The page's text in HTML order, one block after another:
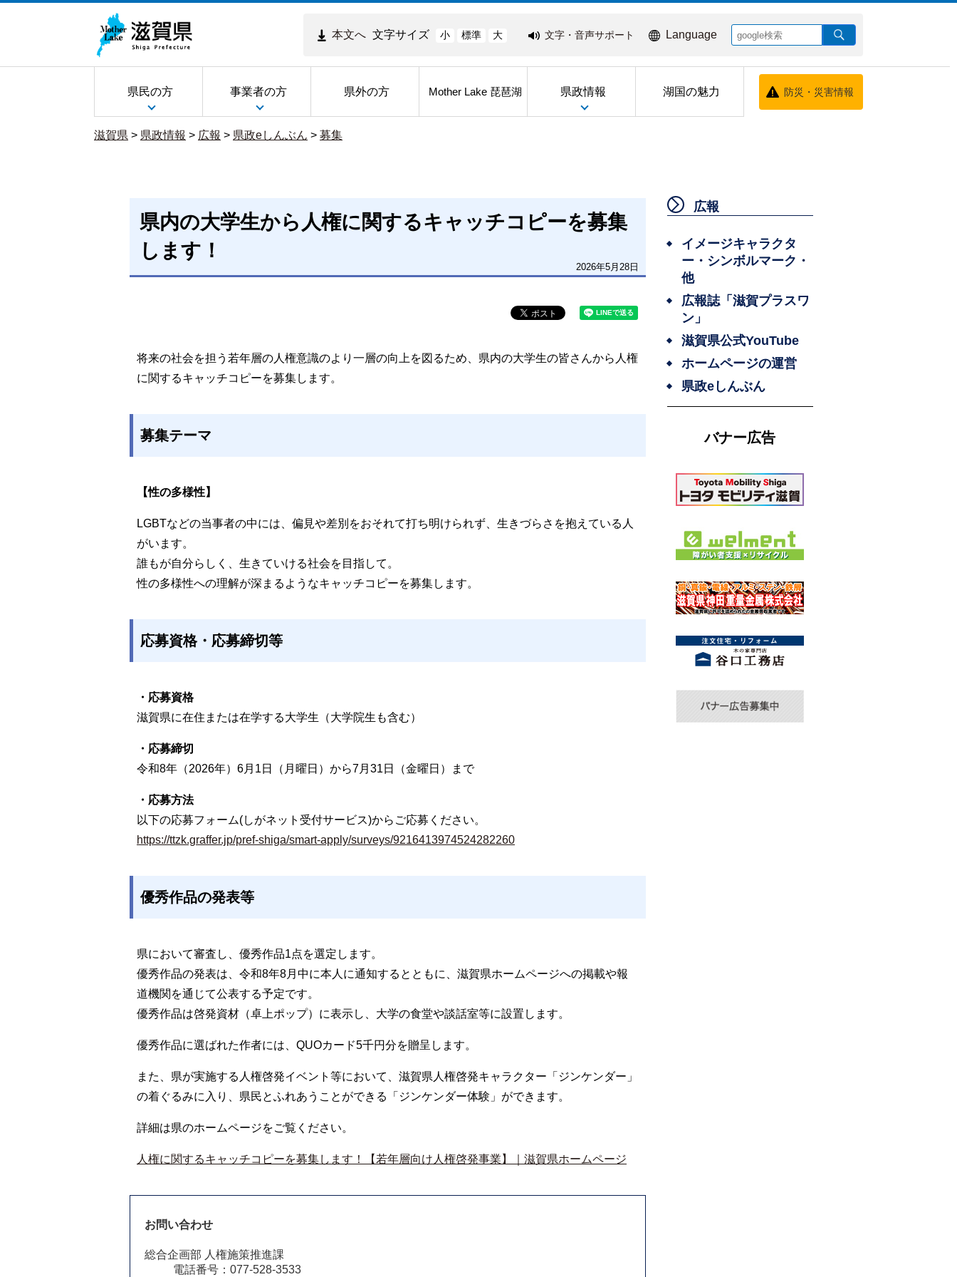
本文へ 文字サイズ 小 標準 大 文字・音声サポート Language
県民の方 事業者の方 県外の方 Mother Lake 琵琶湖 県政情報 湖国の魅力 防災・災害情報
滋賀県 > 県政情報 > 広報 > 県政eしんぶん > 募集
県内の大学生から人権に関するキャッチコピーを募集
します！
2026年5月28日
将来の社会を担う若年層の人権意識のより一層の向上を図るため、県内の大学生の皆さんから人権
に関するキャッチコピーを募集します。
募集テーマ
【性の多様性】
LGBTなどの当事者の中には、偏見や差別をおそれて打ち明けられず、生きづらさを抱えている人
がいます。
誰もが自分らしく、生きていける社会を目指して。
性の多様性への理解が深まるようなキャッチコピーを募集します。
応募資格・応募締切等
・応募資格
滋賀県に在住または在学する大学生（大学院生も含む）
・応募締切
令和8年（2026年）6月1日（月曜日）から7月31日（金曜日）まで
・応募方法
以下の応募フォーム(しがネット受付サービス)からご応募ください。
https://ttzk.graffer.jp/pref-shiga/smart-apply/surveys/9216413974524282260
優秀作品の発表等
県において審査し、優秀作品1点を選定します。
優秀作品の発表は、令和8年8月中に本人に通知するとともに、滋賀県ホームページへの掲載や報
道機関を通じて公表する予定です。
優秀作品は啓発資材（卓上ポップ）に表示し、大学の食堂や談話室等に設置します。
優秀作品に選ばれた作者には、QUOカード5千円分を贈呈します。
また、県が実施する人権啓発イベント等において、滋賀県人権啓発キャラクター「ジンケンダー」
の着ぐるみに入り、県民とふれあうことができる「ジンケンダー体験」ができます。
詳細は県のホームページをご覧ください。
人権に関するキャッチコピーを募集します！【若年層向け人権啓発事業】｜滋賀県ホームページ
お問い合わせ
総合企画部 人権施策推進課
電話番号：077-528-3533
広報
イメージキャラクタ
ー・シンボルマーク・
他
広報誌「滋賀プラスワ
ン」
滋賀県公式YouTube
ホームページの運営
県政eしんぶん
バナー広告